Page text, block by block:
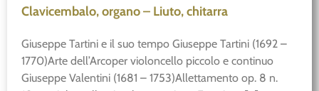
Clavicembalo, organo – Liuto, chitarra
Giuseppe Tartini e il suo tempo Giuseppe Tartini (1692 –
1770)Arte dell’Arcoper violoncello piccolo e continuo
Giuseppe Valentini (1681 – 1753)Allettamento op. 8 n.